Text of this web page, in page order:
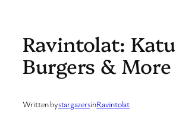
Ravintolat: Katu
Burgers & More
Written bystargazersinRavintolat